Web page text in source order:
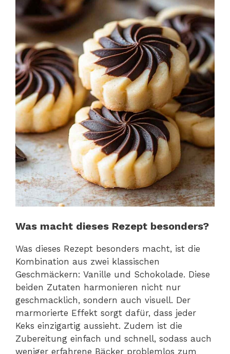
Was macht dieses Rezept besonders?
Was dieses Rezept besonders macht, ist die
Kombination aus zwei klassischen
Geschmäckern: Vanille und Schokolade. Diese
beiden Zutaten harmonieren nicht nur
geschmacklich, sondern auch visuell. Der
marmorierte Effekt sorgt dafür, dass jeder
Keks einzigartig aussieht. Zudem ist die
Zubereitung einfach und schnell, sodass auch
weniger erfahrene Bäcker problemlos zum